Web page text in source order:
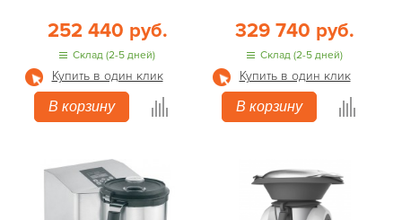
252 440 руб.
Склад (2-5 дней)
Купить в один клик
В корзину
329 740 руб.
Склад (2-5 дней)
Купить в один клик
В корзину